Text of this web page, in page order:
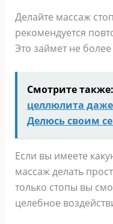
Делайте массаж
рекомендуется
Это займет не
Смотрите также:
целлюлита
Делюсь своим
Если вы имеете
массаж делать
только стопы вы
целебное